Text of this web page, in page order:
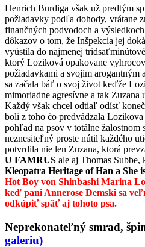
Henrich Burdiga však už predtým
požiadavky podľa dohody, vrátane
finančných podvodoch a
dôkazov o tom, že Inšpekcia jej
vyústila do najmenej
ktorý Loziková opakovane
požiadavkami a svojim arogantným
sa začala báť o svoj život keďže
mimoriadne agresívne a tak
Každý však chcel odtiaľ odísť
boli z toho čo predvádzala Lozikova
pohľad na psov v totálne žalostnom
neznesiteľný proste nútil každého
potvrdila nie len Zuzana, ktorá
U FAMRUS ale aj Thomas Subbe,
Kleopatra Heritage of Han a She
Hot Boy von Shinbashi Marina
keď pani Annerose Demski sa
odkúpiť späť aj tohoto psa.
Neprekonateľný smrad,
galeriu)